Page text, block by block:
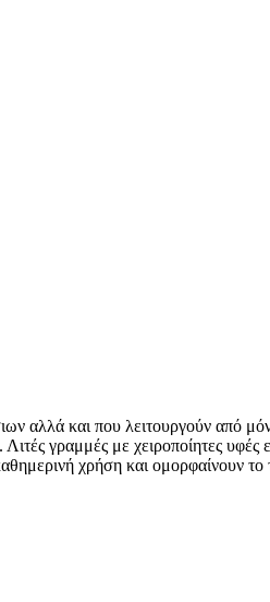
αλλά και που λειτουργούν από
γραμμές με χειροποίητες
χρήση και ομορφαίνουν το